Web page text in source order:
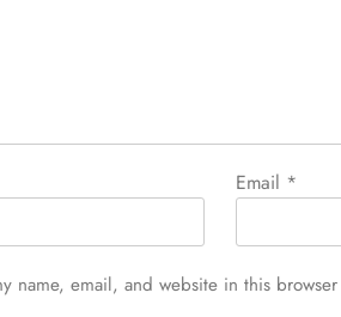
Email *
name, email, and website in this